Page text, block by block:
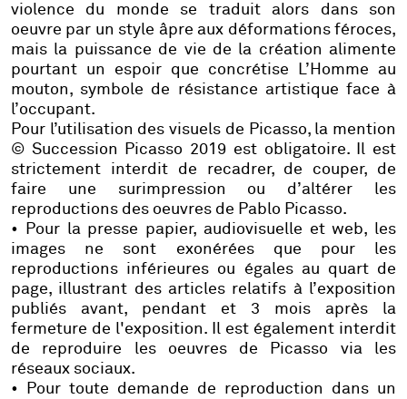
violence du monde se traduit alors dans son
oeuvre par un style âpre aux déformations féroces,
mais la puissance de vie de la création alimente
pourtant un espoir que concrétise L’Homme au
mouton, symbole de résistance artistique face à
l’occupant.
Pour l’utilisation des visuels de Picasso, la mention
© Succession Picasso 2019 est obligatoire. Il est
strictement interdit de recadrer, de couper, de
faire une surimpression ou d’altérer les
reproductions des oeuvres de Pablo Picasso.
• Pour la presse papier, audiovisuelle et web, les
images ne sont exonérées que pour les
reproductions inférieures ou égales au quart de
page, illustrant des articles relatifs à l’exposition
publiés avant, pendant et 3 mois après la
fermeture de l'exposition. Il est également interdit
de reproduire les oeuvres de Picasso via les
réseaux sociaux.
• Pour toute demande de reproduction dans un